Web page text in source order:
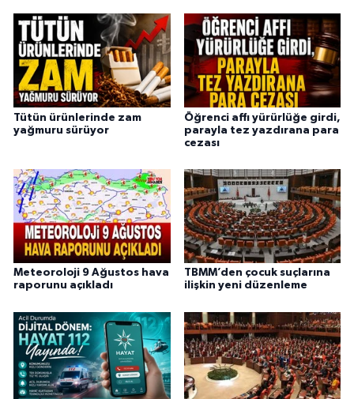
Tütün ürünlerinde zam
yağmuru sürüyor
Öğrenci affı yürürlüğe girdi,
parayla tez yazdırana para
cezası
Meteoroloji 9 Ağustos hava
raporunu açıkladı
TBMM’den çocuk suçlarına
ilişkin yeni düzenleme